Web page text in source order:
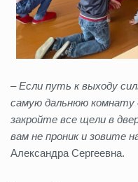
–Если путь к выходу
самую дальнюю комнату
закройте все щели в
вам не проник и зовите
Александра Сергеевна.